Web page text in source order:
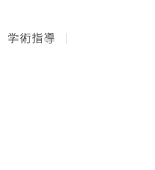
学術指導